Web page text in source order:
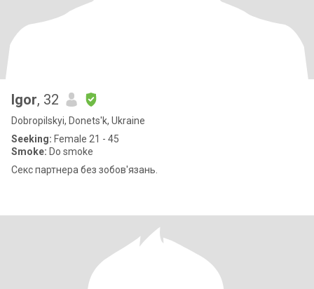
Igor, 32
Dobropilskyi, Donets'k, Ukraine
Seeking: Female 21 - 45
Smoke: Do smoke
Секс партнера без зобов'язань.